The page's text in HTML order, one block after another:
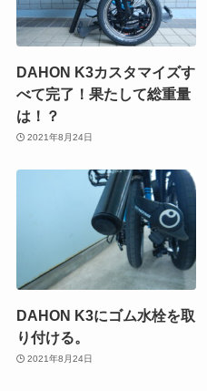
DAHON K3カスタマイズす
べて完了！果たして総重量
は！？
2021年8月24日
DAHON K3にゴム水栓を取
り付ける。
2021年8月24日